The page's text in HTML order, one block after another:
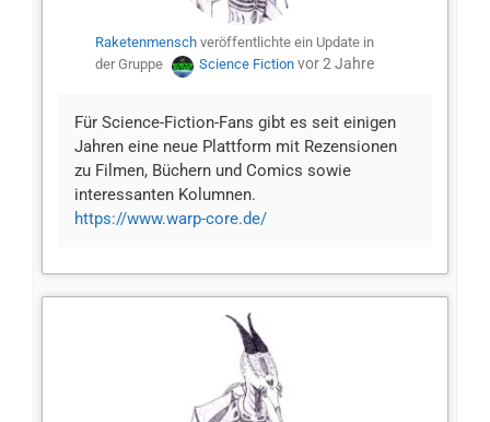
Raketenmensch veröffentlichte ein Update in
der Gruppe
Science Fiction vor 2 Jahre
Für Science-Fiction-Fans gibt es seit einigen
Jahren eine neue Plattform mit Rezensionen
zu Filmen, Büchern und Comics sowie
interessanten Kolumnen.
https://www.warp-core.de/